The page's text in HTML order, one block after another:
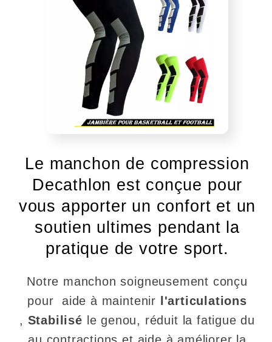
Le manchon de compression
Decathlon est conçue pour
vous apporter un confort et un
soutien ultimes pendant la
pratique de votre sport.
Notre manchon soigneusement conçu
pour aide à maintenir
l'articulations
, Stabilisé le genou, réduit la fatigue du